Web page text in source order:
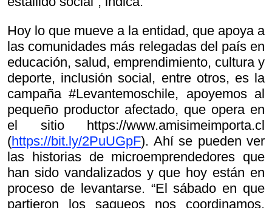
Hoy lo que mueve a la entidad, que apoya a
las comunidades más relegadas del país en
educación, salud, emprendimiento, cultura y
deporte, inclusión social, entre otros, es la
campaña #Levantemoschile, apoyemos al
pequeño productor afectado, que opera en
el sitio https://www.amisimeimporta.cl
(https://bit.ly/2PuUGpF). Ahí se pueden ver
las historias de microemprendedores que
han sido vandalizados y que hoy están en
proceso de levantarse. “El sábado en que
partieron los saqueos nos coordinamos,